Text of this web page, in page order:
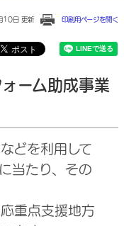
10日 更新 印刷用ページを開く
ーム助成事業
どを利用して
当たり、その
重点支援地方